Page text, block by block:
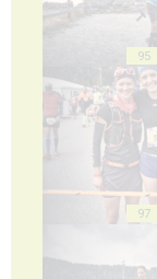
95
97